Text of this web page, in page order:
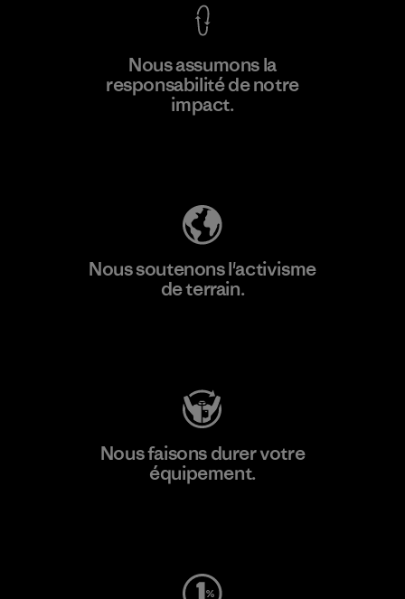
Nous assumons la
responsabilité de notre
impact.
Nous soutenons l'activisme
de terrain.
Nous faisons durer votre
équipement.